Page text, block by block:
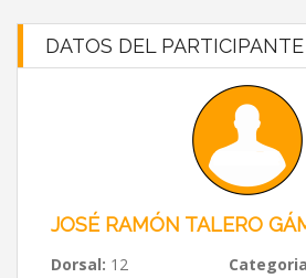
DATOS DEL PARTICIPANTE
JOSÉ RAMÓN TALERO
Dorsal: 12